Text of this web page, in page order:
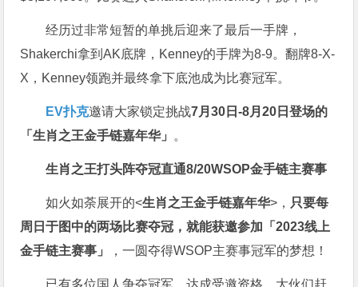
经历过非常短暂的单挑后迎来了最后一手牌，
Shakerchi拿到AK底牌，Kenney的手牌为8-9。翻牌8-X-
X，Kenney领跑并最终拿下底池成为比赛冠军。
EV扑克邀请大家锁定挑战7月30日-8月20日登场的
「生肖之王金手链嘉年华」 。
生肖之王打头阵夺冠直通8/20WSOP金手链主赛事
如火如荼展开的<生肖之王金手链嘉年华>， 只要每
周日于图中的两场比赛夺冠，就能获邀参加「2023线上
金手链主赛事」
，一圆夺得WSOP主赛事冠军的梦想！
已有多位国人争夺冠军，达成受邀资格，大伙们赶